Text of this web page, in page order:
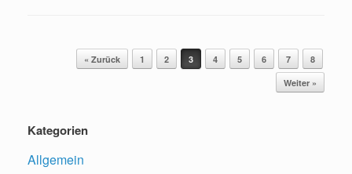
Beitragsnavigation
« Zurück 1 2 3 4 5 6 7
8
Weiter »
Kategorien
Allgemein